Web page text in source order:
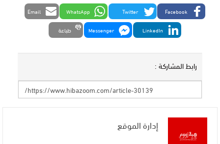
Facebook
Twitter
WhatsApp
Email
LinkedIn
Messenger طباعة
رابط المشاركة :
إدارة الموقع